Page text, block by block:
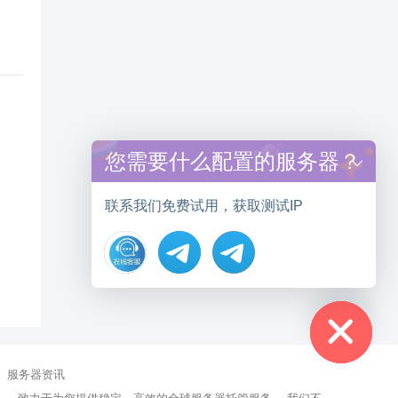
服务器资讯
Hide chaty
您需要什么配置的服务器？
联系我们免费试用，获取测试IP